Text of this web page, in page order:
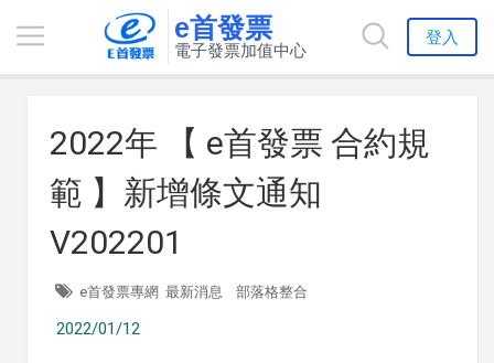
e首發票
電子發票加值中心
登入
2022年 【 e首發票 合約規
範 】新增條文通知
V202201
e首發票專網 最新消息 部落格整合
2022/01/12